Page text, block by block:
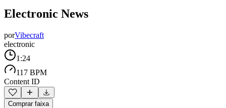
Electronic News
porVibecraft
electronic
1:24
117 BPM
Content ID
Comprar faixa